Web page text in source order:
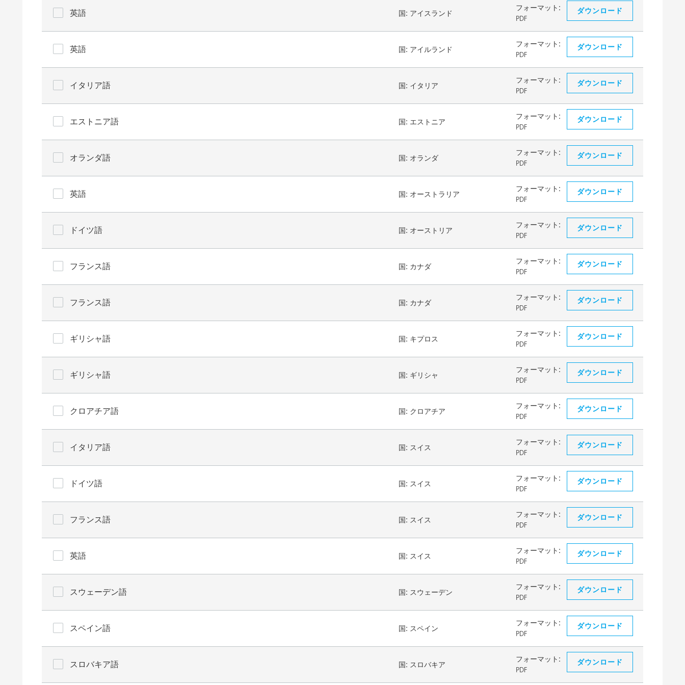
英語 国: アイスランド
フォーマット:
PDF
ダウンロード
英語 国: アイルランド
フォーマット:
PDF
ダウンロード
イタリア語 国: イタリア
フォーマット:
PDF
ダウンロード
エストニア語 国: エストニア
フォーマット:
PDF
ダウンロード
オランダ語 国: オランダ
フォーマット:
PDF
ダウンロード
英語 国: オーストラリア
フォーマット:
PDF
ダウンロード
ドイツ語 国: オーストリア
フォーマット:
PDF
ダウンロード
フランス語 国: カナダ
フォーマット:
PDF
ダウンロード
フランス語 国: カナダ
フォーマット:
PDF
ダウンロード
ギリシャ語 国: キプロス
フォーマット:
PDF
ダウンロード
ギリシャ語 国: ギリシャ
フォーマット:
PDF
ダウンロード
クロアチア語 国: クロアチア
フォーマット:
PDF
ダウンロード
イタリア語 国: スイス
フォーマット:
PDF
ダウンロード
ドイツ語 国: スイス
フォーマット:
PDF
ダウンロード
フランス語 国: スイス
フォーマット:
PDF
ダウンロード
英語 国: スイス
フォーマット:
PDF
ダウンロード
スウェーデン語 国: スウェーデン
フォーマット:
PDF
ダウンロード
スペイン語 国: スペイン
フォーマット:
PDF
ダウンロード
スロバキア語 国: スロバキア
フォーマット:
PDF
ダウンロード